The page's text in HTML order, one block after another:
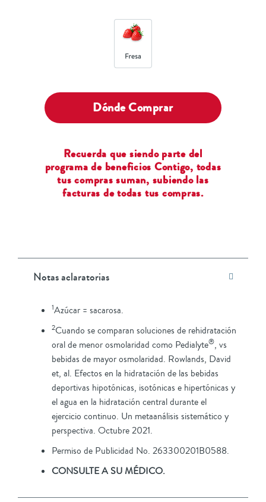
Dónde Comprar
Recuerda que siendo parte del
programa de beneficios Contigo, todas
tus compras suman, subiendo las
facturas de todas tus compras.
Notas aclaratorias
1Azúcar = sacarosa.
2Cuando se comparan soluciones de rehidratación
oral de menor osmolaridad como Pedialyte®, vs
bebidas de mayor osmolaridad. Rowlands, David
et, al. Efectos en la hidratación de las bebidas
deportivas hipotónicas, isotónicas e hipertónicas y
el agua en la hidratación central durante el
ejercicio continuo. Un metaanálisis sistemático y
perspectiva. Octubre 2021.
Permiso de Publicidad No. 263300201B0588.
CONSULTE A SU MÉDICO.